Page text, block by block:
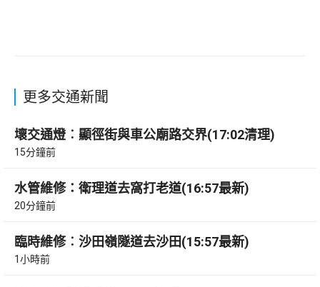
更多交通新聞
壞交通燈︰顯徑街與車公廟路交界(17:02清理)
15分鐘前
水管維修：衛理道去窩打老道(16:57最新)
20分鐘前
臨時維修︰沙田嶺隧道去沙田(15:57最新)
1小時前